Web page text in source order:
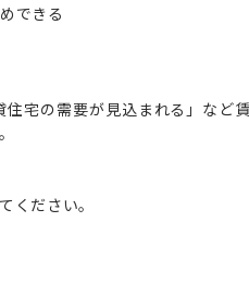
できる
宅の需要が見込まれる」など賃
ください。